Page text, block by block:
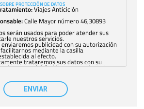
PROTECCIÓN DE DATOS
Viajes Anticiclón
Calle Mayor número 46,30893
serán usados para poder atender sus
nuestros servicios.
enviaremos publicidad con su autorización
mediante la casilla
al efecto.
trataremos sus datos con su
que podrá facilitarnos mediante la
carácter general, sólo el personal de
esté debidamente autorizado podrá
de la información que le pedimos. No se
a terceros.
ENVIAR